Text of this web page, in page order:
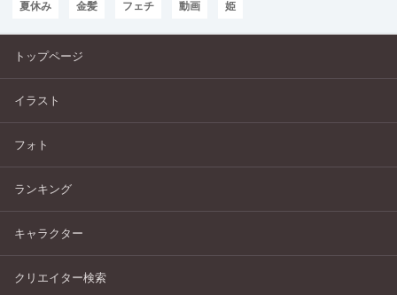
夏休み 金髪 フェチ 動画 姫
トップページ
イラスト
フォト
ランキング
キャラクター
クリエイター検索